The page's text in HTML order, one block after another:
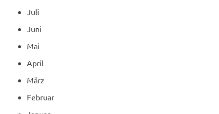
Juli
Juni
Mai
April
März
Februar